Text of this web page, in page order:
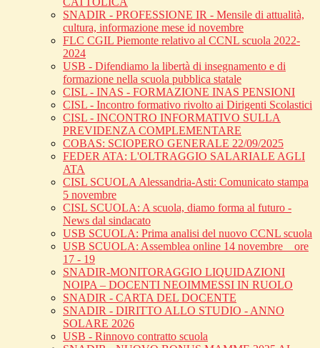
SNADIR - PROFESSIONE IR - Mensile di attualità,
cultura, informazione mese id novembre
FLC CGIL Piemonte relativo al CCNL scuola 2022-
2024
USB - Difendiamo la libertà di insegnamento e di
formazione nella scuola pubblica statale
CISL - INAS - FORMAZIONE INAS PENSIONI
CISL - Incontro formativo rivolto ai Dirigenti Scolastici
CISL - INCONTRO INFORMATIVO SULLA
PREVIDENZA COMPLEMENTARE
COBAS: SCIOPERO GENERALE 22/09/2025
FEDER ATA: L'OLTRAGGIO SALARIALE AGLI
ATA
CISL SCUOLA Alessandria-Asti: Comunicato stampa
5 novembre
CISL SCUOLA: A scuola, diamo forma al futuro -
News dal sindacato
USB SCUOLA: Prima analisi del nuovo CCNL scuola
USB SCUOLA: Assemblea online 14 novembre _ ore
17 - 19
SNADIR-MONITORAGGIO LIQUIDAZIONI
NOIPA – DOCENTI NEOIMMESSI IN RUOLO
SNADIR - CARTA DEL DOCENTE
SNADIR - DIRITTO ALLO STUDIO - ANNO
SOLARE 2026
USB - Rinnovo contratto scuola